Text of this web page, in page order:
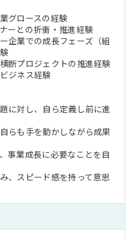
グロースの経験
ーとの折衝・推進経験
企業での成長フェーズ（組
断プロジェクトの推進経験
ジネス経験
に対し、自ら定義し前に進
らも手を動かしながら成果
事業成長に必要なことを自
、スピード感を持って意思